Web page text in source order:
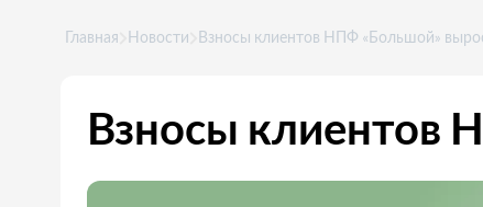
Главная Новости Взносы клиентов НПФ «Большой»
Взносы клиентов